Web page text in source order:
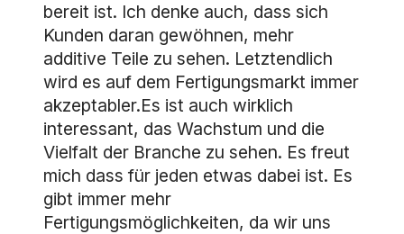
bereit ist. Ich denke auch, dass sich
Kunden daran gewöhnen, mehr
additive Teile zu sehen. Letztendlich
wird es auf dem Fertigungsmarkt immer
akzeptabler.Es ist auch wirklich
interessant, das Wachstum und die
Vielfalt der Branche zu sehen. Es freut
mich dass für jeden etwas dabei ist. Es
gibt immer mehr
Fertigungsmöglichkeiten, da wir uns